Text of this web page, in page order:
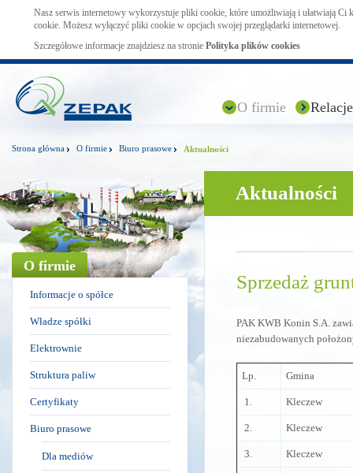
Nasz serwis internetowy wykorzystuje pliki cookie, które umożliwiają i ułatwiają Ci
cookie. Możesz wyłączyć pliki cookie w opcjach swojej przeglądarki internetowej.
Szczegółowe informacje znajdziesz na stronie Polityka plików cookies
O firmie
Strona główna O firmie Biuro prasowe Aktualności
O firmie
Informacje o spółce
Władze spółki
Elektrownie
Struktura paliw
Certyfikaty
Biuro prasowe
Dla mediów
Aktualności
Sprzedaż
PAK KWB Konin S.A.
niezabudowanych
Lp. Gmina
1. Kleczew
2. Kleczew
3. Kleczew